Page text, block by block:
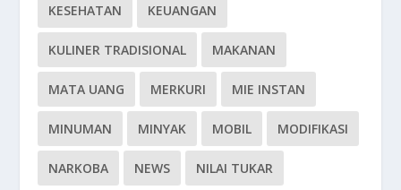
KESEHATAN KEUANGAN
KULINER TRADISIONAL MAKANAN
MATA UANG MERKURI MIE INSTAN
MINUMAN MINYAK MOBIL MODIFIKASI
NARKOBA NEWS NILAI TUKAR